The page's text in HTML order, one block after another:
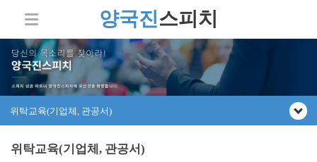
양국진스피치
위탁교육(기업체, 관공서)
위탁교육(기업체, 관공서)